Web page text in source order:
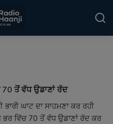
ਤੋਂ ਵੱਧ ਉਡਾਣਾਂ ਰੱਦ
ਘਾਟ ਦਾ ਸਾਹਮਣਾ ਕਰ ਰਹੀ
ਵਿੱਚ 70 ਤੋਂ ਵੱਧ ਉਡਾਣਾਂ ਰੱਦ ਕਰ